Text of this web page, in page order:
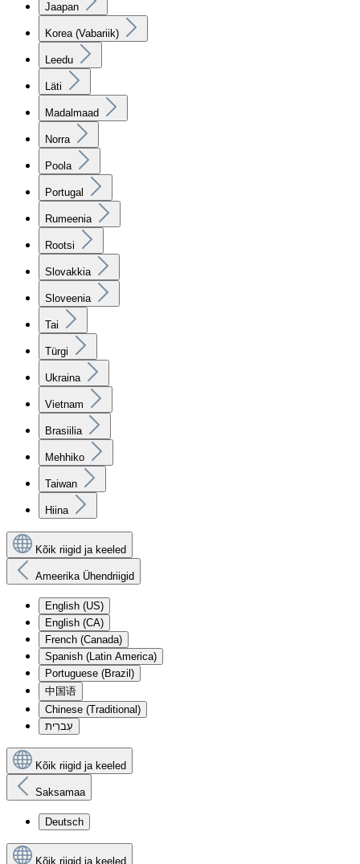
Jaapan
Korea (Vabariik)
Leedu
Läti
Madalmaad
Norra
Poola
Portugal
Rumeenia
Rootsi
Slovakkia
Sloveenia
Tai
Türgi
Ukraina
Vietnam
Brasiilia
Mehhiko
Taiwan
Hiina
Kõik riigid ja keeled
Ameerika Ühendriigid
English (US)
English (CA)
French (Canada)
Spanish (Latin America)
Portuguese (Brazil)
中国语
Chinese (Traditional)
עִברִית
Kõik riigid ja keeled
Saksamaa
Deutsch
Kõik riigid ja keeled